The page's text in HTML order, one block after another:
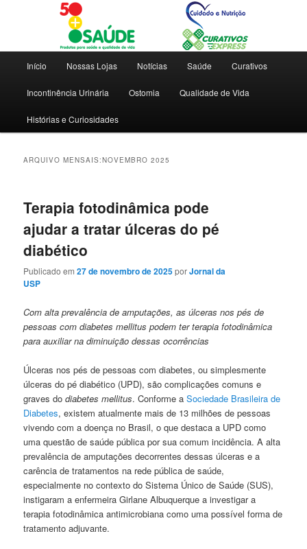
Blog 50+ Saúde | Cuidado e
Nutrição | Curativos Express
Dicas e novidades para saúde e qualidade de vida
principal
Início Nossas Lojas Notícias Saúde Curativos
Incontinência Urinária Ostomia Qualidade de Vida
Histórias e Curiosidades
ARQUIVO MENSAIS:NOVEMBRO 2025
Terapia fotodinâmica pode
ajudar a tratar úlceras do pé
diabético
Publicado em27 de novembro de 2025porJornal da
USP
Com alta prevalência de amputações, as úlceras nos pés de
pessoas com diabetes mellitus podem ter terapia fotodinâmica
para auxiliar na diminuição dessas ocorrências
Úlceras nos pés de pessoas com diabetes, ou simplesmente
úlceras do pé diabético (UPD), são complicações comuns e
graves dodiabetes mellitus. Conforme aSociedade Brasileira de
Diabetes, existem atualmente mais de 13 milhões de pessoas
vivendo com a doença no Brasil, o que destaca a UPD como
uma questão de saúde pública por sua comum incidência. A alta
prevalência de amputações decorrentes dessas úlceras e a
carência de tratamentos na rede pública de saúde,
especialmente no contexto do Sistema Único de Saúde (SUS),
instigaram a enfermeira Girlane Albuquerque a investigar a
terapia fotodinâmica antimicrobiana como uma possível forma de
tratamento adjuvante.